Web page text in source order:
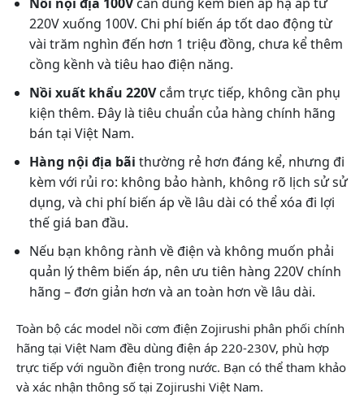
220V xuống 100V. Chi phí biến áp tốt dao động từ
vài trăm nghìn đến hơn 1 triệu đồng, chưa kể thêm
cồng kềnh và tiêu hao điện năng.
Nồi xuất khẩu 220Vcắm trực tiếp, không cần phụ
kiện thêm. Đây là tiêu chuẩn của hàng chính hãng
bán tại Việt Nam.
Hàng nội địa bãi thường rẻ hơn đáng kể, nhưng đi
kèm với rủi ro: không bảo hành, không rõ lịch sử sử
dụng, và chi phí biến áp về lâu dài có thể xóa đi lợi
thế giá ban đầu.
Nếu bạn không rành về điện và không muốn phải
quản lý thêm biến áp, nên ưu tiên hàng 220V chính
hãng – đơn giản hơn và an toàn hơn về lâu dài.
Toàn bộ các model nồi cơm điện Zojirushi phân phối chính
hãng tại Việt Nam đều dùng điện áp 220-230V, phù hợp
trực tiếp với nguồn điện trong nước. Bạn có thể tham khảo
và xác nhận thông số tại Zojirushi Việt Nam.